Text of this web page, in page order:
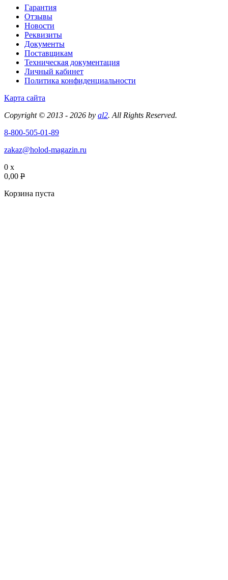
Гарантия
Отзывы
Новости
Реквизиты
Документы
Поставщикам
Техническая документация
Личный кабинет
Политика конфиденциальности
Карта сайта
Copyright © 2013 - 2026 by al2. All Rights Reserved.
8-800-505-01-89
zakaz@holod-magazin.ru
0 x
0,00 P
Корзина пуста